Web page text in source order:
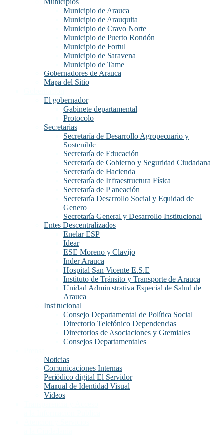
Municipios
Municipio de Arauca
Municipio de Arauquita
Municipio de Cravo Norte
Municipio de Puerto Rondón
Municipio de Fortul
Municipio de Saravena
Municipio de Tame
Gobernadores de Arauca
Mapa del Sitio
El gobernador
Gabinete departamental
Protocolo
Secretarias
Secretaría de Desarrollo Agropecuario y
Sostenible
Secretaría de Educación
Secretaría de Gobierno y Seguridad Ciudadana
Secretaría de Hacienda
Secretaría de Infraestructura Física
Secretaría de Planeación
Secretaría Desarrollo Social y Equidad de
Genero
Secretaría General y Desarrollo Institucional
Entes Descentralizados
Enelar ESP
Idear
ESE Moreno y Clavijo
Inder Arauca
Hospital San Vicente E.S.E
Instituto de Tránsito y Transporte de Arauca
Unidad Administrativa Especial de Salud de
Arauca
Institucional
Consejo Departamental de Política Social
Directorio Telefónico Dependencias
Directorios de Asociaciones y Gremiales
Consejos Departamentales
Noticias
Comunicaciones Internas
Periódico digital El Servidor
Manual de Identidad Visual
Videos